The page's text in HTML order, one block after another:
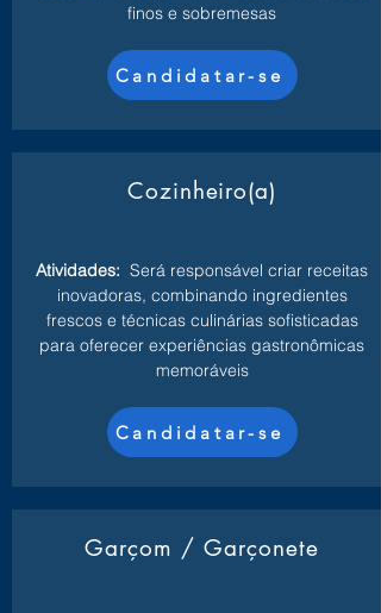
finos e sobremesas
Candidatar-se
Cozinheiro(a)
Atividades: Será responsável criar receitas
inovadoras, combinando ingredientes
frescos e técnicas culinárias sofisticadas
para oferecer experiências gastronômicas
memoráveis
Candidatar-se
Garçom / Garçonete